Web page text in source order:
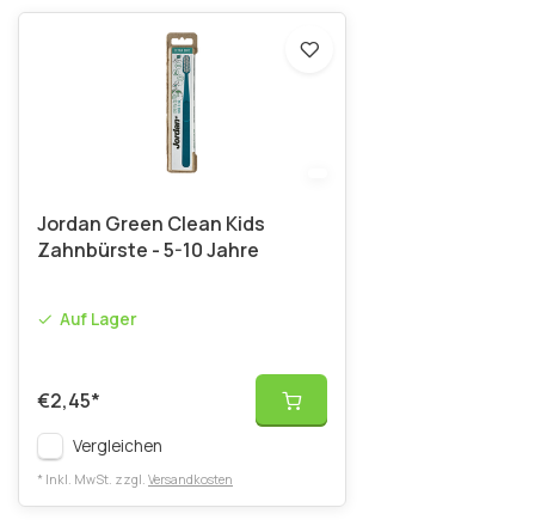
Jordan Green Clean Kids
Zahnbürste - 5-10 Jahre
Auf Lager
€2,45*
Vergleichen
* Inkl. MwSt. zzgl. Versandkosten